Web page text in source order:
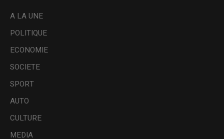
A LA UNE
POLITIQUE
ECONOMIE
SOCIETE
SPORT
AUTO
CULTURE
MEDIA